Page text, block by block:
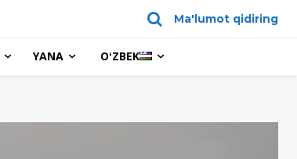
Ma'lumot qidiring
YANA OʻZBEK